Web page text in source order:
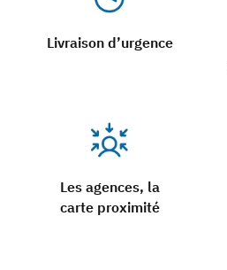
Livraison d’urgence
Les agences, la
carte proximité